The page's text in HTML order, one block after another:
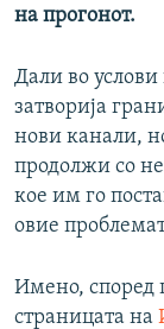
на прогонот.
Дали во
затворија
нови канали,
продолжи со
кое им го
овие
Имено, според
страницата на